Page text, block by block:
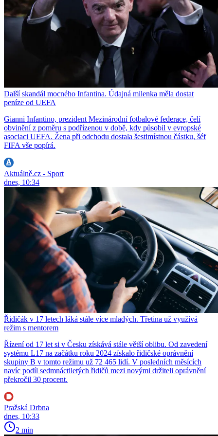
Další skandál mocného Infantina. Údajná milenka měla dostat
peníze od UEFA
Gianni Infantino, prezident Mezinárodní fotbalové federace, čelí
obvinění z poměru s podřízenou v době, kdy působil v evropské
asociaci UEFA. Žena při odchodu dostala šestimístnou částku, šéf
FIFA vše popírá.
Aktuálně.cz - Sport
dnes, 10:34
Řidičák v 17 letech láká stále více mladých. Třetina už využívá
režim s mentorem
Řízení od 17 let si v Česku získává stále větší oblibu. Od zavedení
systému L17 na začátku roku 2024 získalo řidičské oprávnění
skupiny B v tomto režimu už 72 465 lidí. V posledních měsících
navíc podíl sedmnáctiletých řidičů mezi novými držiteli oprávnění
překročil 30 procent.
Pražská Drbna
dnes, 10:33
2 min